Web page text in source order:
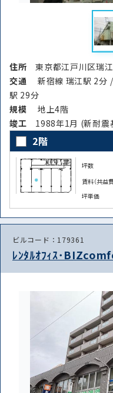
住所
住所東京都江戸川区
交通
新宿線 瑞江駅 2分
駅 29分
規模
地上4階
竣⼯ 1988年1月 (新耐震
2階
坪数
賃料（共益
坪単価
ビルコード：179361
ﾚﾝﾀﾙｵﾌｨｽ･